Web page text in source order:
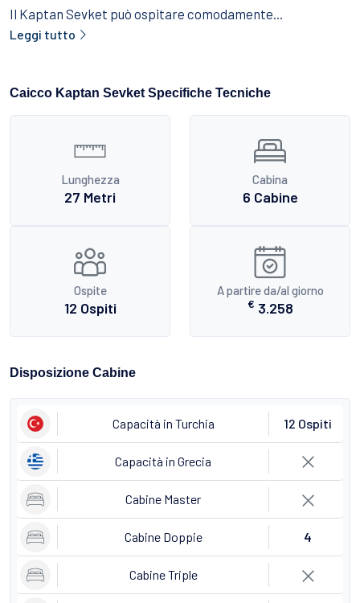
Il Kaptan Sevket può ospitare comodamente...
Leggi tutto
Caicco Kaptan Sevket Specifiche Tecniche
Lunghezza
27 Metri
Cabina
6 Cabine
Ospite
12 Ospiti
A partire da/al giorno
€ 3.258
Disposizione Cabine
Capacità in Turchia 12 Ospiti
Capacità in Grecia
Cabine Master
Cabine Doppie 4
Cabine Triple